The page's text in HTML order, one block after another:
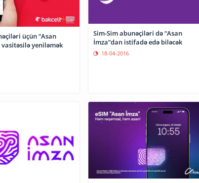
üçün “Asan
vasitəsilə yeniləmək
Sim-Sim abunəçiləri də “Asan
İmza”dan istifadə edə biləcək
18-04-2016